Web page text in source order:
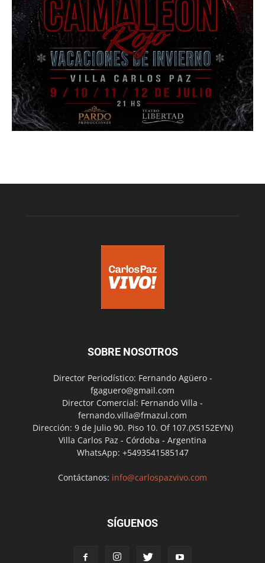
SOBRE NOSOTROS
Director Periodístico: Fernando Agüero -
fgaguero@gmail.com
Director Comercial: Fernando Villa -
fernando.villa@fmazul.com
Dirección: 9 de Julio 90. Piso 10. Of 107.(X5152EYN)
Villa Carlos Paz - Córdoba - Argentina
WhatsApp: +5493541585147
Contáctanos: info@carlospazvivo.com
SÍGUENOS